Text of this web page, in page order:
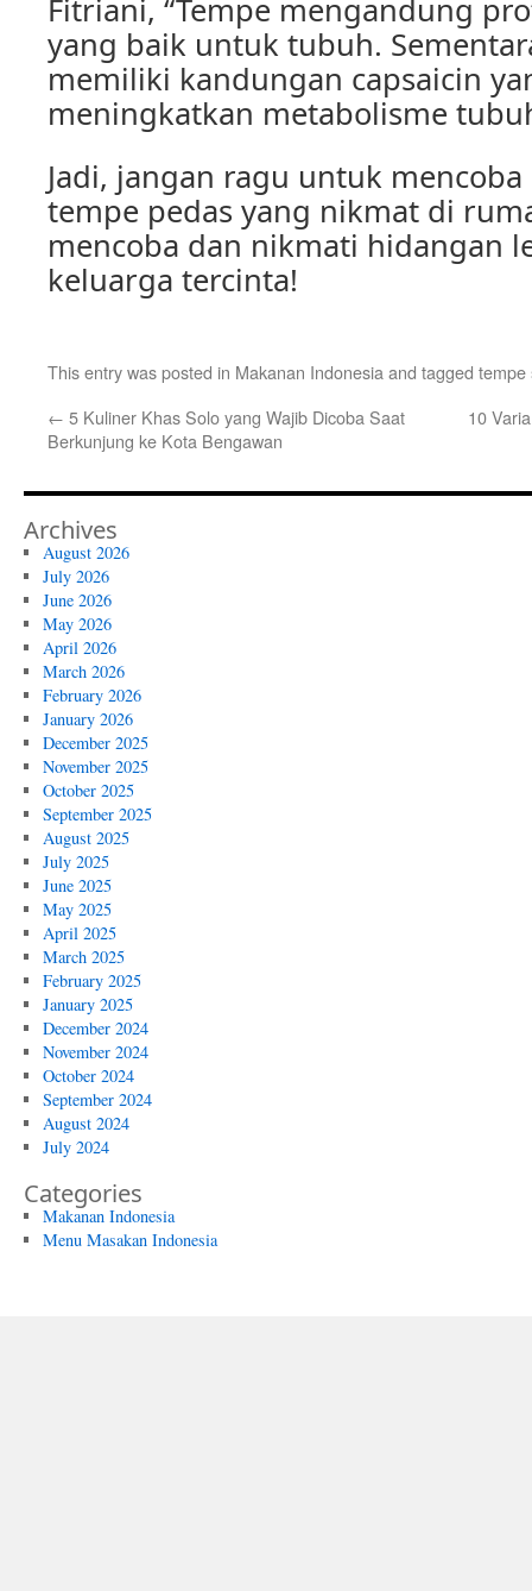
Fitriani, “Tempe mengandung
yang baik untuk tubuh.
memiliki kandungan capsaicin
meningkatkan metabolisme
Jadi, jangan ragu untuk
tempe pedas yang nikmat di
mencoba dan nikmati hidangan
keluarga tercinta!
This entry was posted in Makanan Indonesia and tagged tempe
← 5 Kuliner Khas Solo yang Wajib Dicoba Saat
Berkunjung ke Kota Bengawan
10
Archives
August 2026
July 2026
June 2026
May 2026
April 2026
March 2026
February 2026
January 2026
December 2025
November 2025
October 2025
September 2025
August 2025
July 2025
June 2025
May 2025
April 2025
March 2025
February 2025
January 2025
December 2024
November 2024
October 2024
September 2024
August 2024
July 2024
Categories
Makanan Indonesia
Menu Masakan Indonesia